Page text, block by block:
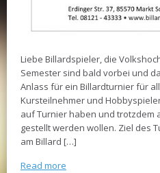
Liebe Billardspieler, die
Semester sind bald vorbei und
Anlass für ein Billardturnier für
Kursteilnehmer und
auf Turnier haben und trotzdem
gestellt werden wollen. Ziel des
am Billard […]
Read more